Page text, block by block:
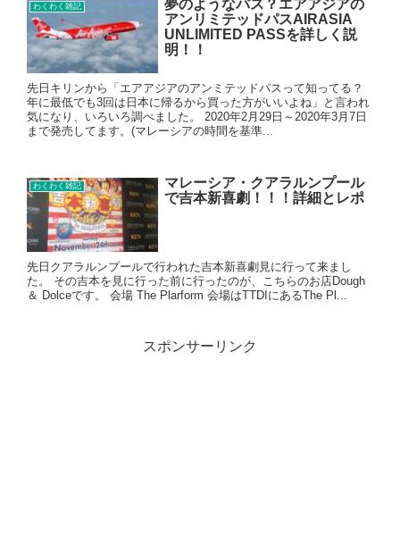
わくわく雑記
夢のようなパス？エアアジアの
アンリミテッドパスAIRASIA
UNLIMITED PASSを詳しく説
明！！
先日キリンから「エアアジアのアンミテッドパスって知ってる？
年に最低でも3回は日本に帰るから買った方がいいよね」と言われ
気になり、いろいろ調べました。 2020年2月29日～2020年3月7日
まで発売してます。(マレーシアの時間を基準...
わくわく雑記
マレーシア・クアラルンプール
で吉本新喜劇！！！詳細とレポ
先日クアラルンプールで行われた吉本新喜劇見に行って来まし
た。 その吉本を見に行った前に行ったのが、こちらのお店Dough
＆ Dolceです。 会場 The Plarform 会場はTTDIにあるThe Pl...
スポンサーリンク